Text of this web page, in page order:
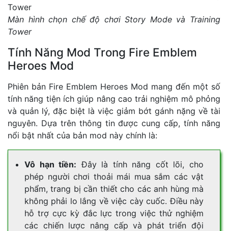
Màn hình chọn chế độ chơi Story Mode và Training
Tower
Tính Năng Mod Trong Fire Emblem
Heroes Mod
Phiên bản Fire Emblem Heroes Mod mang đến một số
tính năng tiện ích giúp nâng cao trải nghiệm mô phỏng
và quản lý, đặc biệt là việc giảm bớt gánh nặng về tài
nguyên. Dựa trên thông tin được cung cấp, tính năng
nổi bật nhất của bản mod này chính là:
Vô hạn tiền: Đây là tính năng cốt lõi, cho
phép người chơi thoải mái mua sắm các vật
phẩm, trang bị cần thiết cho các anh hùng mà
không phải lo lắng về việc cày cuốc. Điều này
hỗ trợ cực kỳ đắc lực trong việc thử nghiệm
các chiến lược nâng cấp và phát triển đội